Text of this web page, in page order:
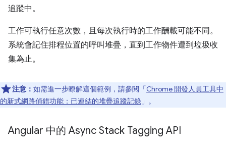
追蹤中。
工作可執行任意次數，且每次執行時的工作酬載可能不同。
系統會記住排程位置的呼叫堆疊，直到工作物件遭到垃圾收
集為止。
注意： 如需進一步瞭解這個範例，請參閱「Chrome 開發人員工具中
的新式網路偵錯功能：已連結的堆疊追蹤記錄 」。
Angular 中的 Async Stack Tagging API